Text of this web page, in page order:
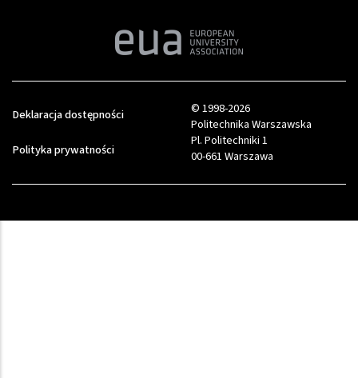
© 1998-2026
Politechnika Warszawska
Pl. Politechniki 1
00-661 Warszawa
Deklaracja dostępności
Polityka prywatności